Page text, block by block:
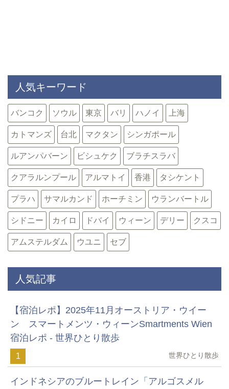
人気キーワード
バンコク ソウル 東京 バリ ハノイ 上海
カトマンズ 台北 マクタン シンガポール
ルアンパバーン ビシュケク ブラチスラバ
クアラルンプール アルマトイ 香港 タシケント
プラハ サマルカンド ホーチミン ウランバートル
シドニー カイロ ドバイ ウィーン デリー クスコ
アムステルダム ウユニ セブ
人気記事
【宿泊レポ】2025年11月オーストリア・ウイー
ン スマートメンツ・ウィーンSmartments Wien
宿泊レポ - 世界ひとり散歩
1 世界ひとり散歩
インドネシアのブルートレイン「アルゴスメル